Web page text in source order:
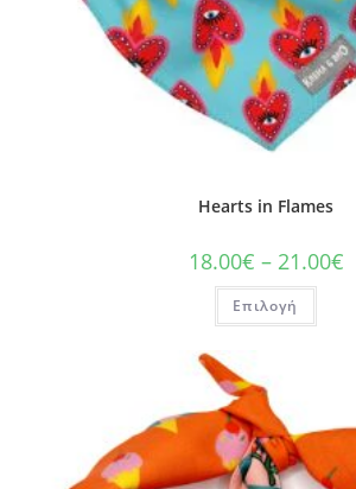
Hearts in Flames
18.00€ – 21.00€
Επιλογή